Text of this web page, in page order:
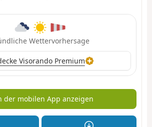
Wettervorhersage
Visorando Premium
der mobilen App anzeigen